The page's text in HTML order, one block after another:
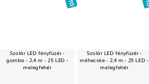
Szolár LED fényfüzér -
gomba - 2,4 m - 25 LED -
melegfehér
Szolár LED fényfüzér -
méhecske - 2,4 m - 25 LED -
melegfehér